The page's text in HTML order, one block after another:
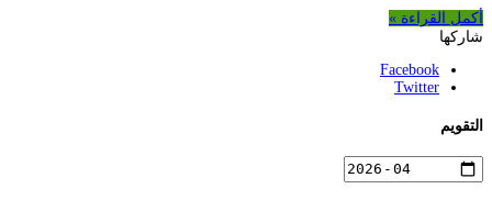
أكمل القراءة »
شاركها
Facebook
Twitter
التقويم